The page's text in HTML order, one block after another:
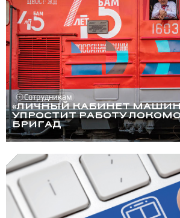
Сотрудникам
«ЛИЧНЫЙ КАБИНЕТ
УПРОСТИТ РАБОТУ
БРИГАД